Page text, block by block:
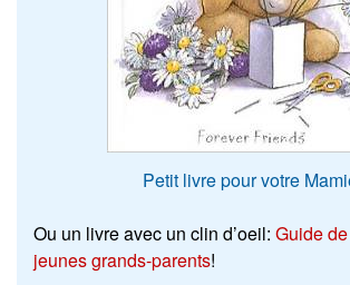
Petit livre pour votre
Ou un livre avec un clin d’oeil: Guide
jeunes grands-parents!